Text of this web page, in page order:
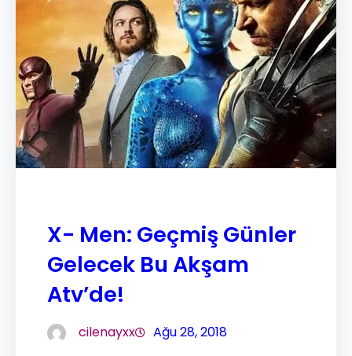
X- Men: Geçmiş Günler
Gelecek Bu Akşam
Atv’de!
cilenayxx Ağu 28, 2018